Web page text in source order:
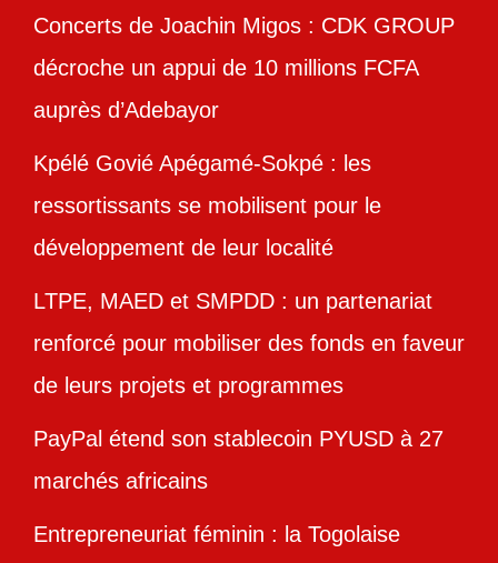
Concerts de Joachin Migos : CDK GROUP
décroche un appui de 10 millions FCFA
auprès d’Adebayor
Kpélé Govié Apégamé-Sokpé : les
ressortissants se mobilisent pour le
développement de leur localité
LTPE, MAED et SMPDD : un partenariat
renforcé pour mobiliser des fonds en faveur
de leurs projets et programmes
PayPal étend son stablecoin PYUSD à 27
marchés africains
Entrepreneuriat féminin : la Togolaise